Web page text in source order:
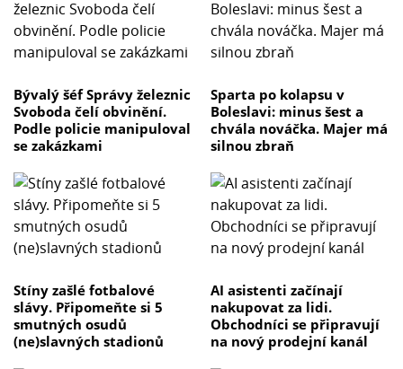
Bývalý šéf Správy železnic
Svoboda čelí obvinění.
Podle policie manipuloval
se zakázkami
Sparta po kolapsu v
Boleslavi: minus šest a
chvála nováčka. Majer má
silnou zbraň
Stíny zašlé fotbalové
slávy. Připomeňte si 5
smutných osudů
(ne)slavných stadionů
AI asistenti začínají
nakupovat za lidi.
Obchodníci se připravují
na nový prodejní kanál